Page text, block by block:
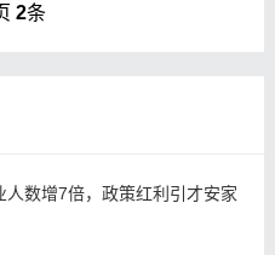
2条
人数增7倍，政策红利引才安家